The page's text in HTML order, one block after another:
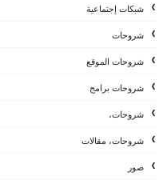
شبكات إجتماعية
شروحات
شروحات الموقع
شروحات برامج
شروحات،
شروحات، مقالات
صور